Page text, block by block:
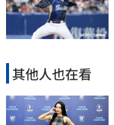
其他人也在看